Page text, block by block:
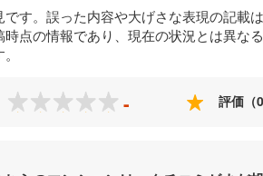
す。誤った内容や大げさな表現の記載
点の情報であり、現在の状況とは異
- 評価（0